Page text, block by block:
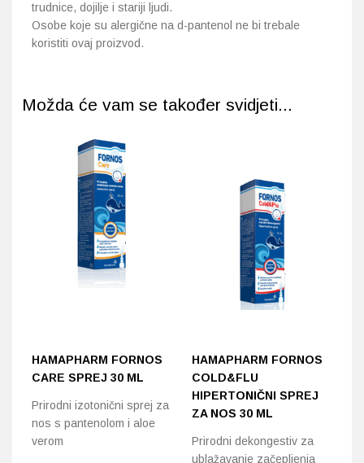
trudnice, dojilje i stariji ljudi.
Osobe koje su alergične na d-pantenol ne bi trebale
koristiti ovaj proizvod.
Možda će vam se također svidjeti...
HAMAPHARM FORNOS
CARE SPREJ 30 ML
Prirodni izotonični sprej za
nos s pantenolom i aloe
verom
HAMAPHARM FORNOS
COLD&FLU
HIPERTONIČNI SPREJ
ZA NOS 30 ML
Prirodni dekongestiv za
ublažavanje začepljenja